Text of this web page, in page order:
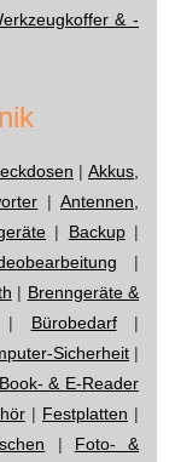
& -
|Akkus,
|Antennen,
| Backup|
|
| Brenngeräte &
Bürobedarf|
Sicherheit |
& E-Reader
| Festplatten |
| Foto- &